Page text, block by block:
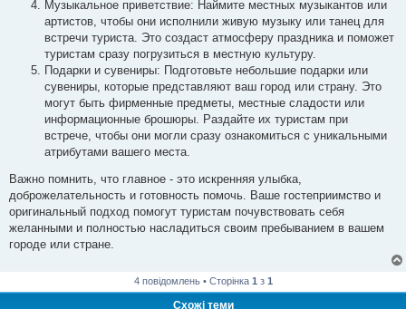
Музыкальное приветствие: Наймите местных музыкантов или
артистов, чтобы они исполнили живую музыку или танец для
встречи туриста. Это создаст атмосферу праздника и поможет
туристам сразу погрузиться в местную культуру.
Подарки и сувениры: Подготовьте небольшие подарки или
сувениры, которые представляют ваш город или страну. Это
могут быть фирменные предметы, местные сладости или
информационные брошюры. Раздайте их туристам при
встрече, чтобы они могли сразу ознакомиться с уникальными
атрибутами вашего места.
Важно помнить, что главное - это искренняя улыбка,
доброжелательность и готовность помочь. Ваше гостеприимство и
оригинальный подход помогут туристам почувствовать себя
желанными и полностью насладиться своим пребыванием в вашем
городе или стране.
4 повідомлень • Сторінка 1 з 1
Схожі теми